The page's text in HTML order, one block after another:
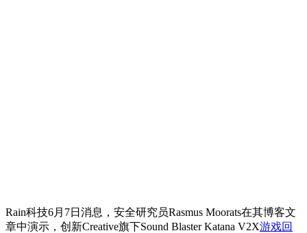
Rain科技6月7日消息，安全研究员Rasmus Moorats在其博客文
章中演示，创新Creative旗下Sound Blaster Katana V2X游戏回